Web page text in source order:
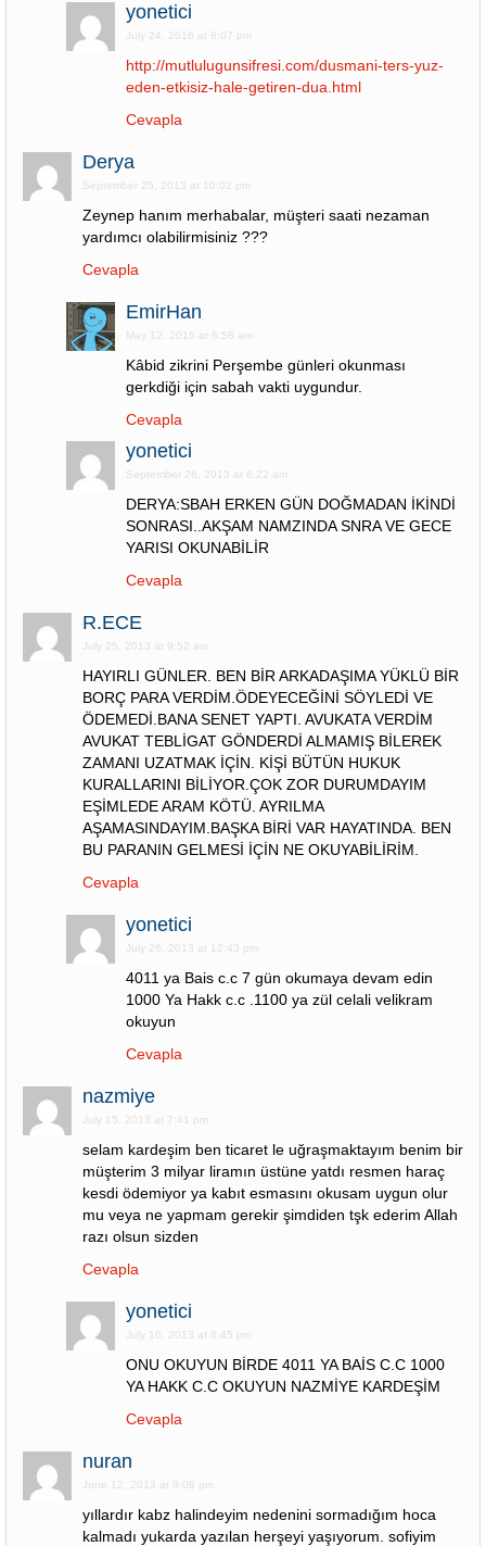
yonetici
July 24, 2016 at 8:07 pm
http://mutlulugunsifresi.com/dusmani-ters-yuz-
eden-etkisiz-hale-getiren-dua.html
Cevapla
Derya
September 25, 2013 at 10:02 pm
Zeynep hanım merhabalar, müşteri saati nezaman
yardımcı olabilirmisiniz ???
Cevapla
EmirHan
May 12, 2016 at 6:58 am
Kâbid zikrini Perşembe günleri okunması
gerkdiği için sabah vakti uygundur.
Cevapla
yonetici
September 26, 2013 at 6:22 am
DERYA:SBAH ERKEN GÜN DOĞMADAN İKİNDİ
SONRASI..AKŞAM NAMZINDA SNRA VE GECE
YARISI OKUNABİLİR
Cevapla
R.ECE
July 25, 2013 at 9:52 am
HAYIRLI GÜNLER. BEN BİR ARKADAŞIMA YÜKLÜ BİR
BORÇ PARA VERDİM.ÖDEYECEĞİNİ SÖYLEDİ VE
ÖDEMEDİ.BANA SENET YAPTI. AVUKATA VERDİM
AVUKAT TEBLİGAT GÖNDERDİ ALMAMIŞ BİLEREK
ZAMANI UZATMAK İÇİN. KİŞİ BÜTÜN HUKUK
KURALLARINI BİLİYOR.ÇOK ZOR DURUMDAYIM
EŞİMLEDE ARAM KÖTÜ. AYRILMA
AŞAMASINDAYIM.BAŞKA BİRİ VAR HAYATINDA. BEN
BU PARANIN GELMESİ İÇİN NE OKUYABİLİRİM.
Cevapla
yonetici
July 26, 2013 at 12:43 pm
4011 ya Bais c.c 7 gün okumaya devam edin
1000 Ya Hakk c.c .1100 ya zül celali velikram
okuyun
Cevapla
nazmiye
July 15, 2013 at 7:41 pm
selam kardeşim ben ticaret le uğraşmaktayım benim bir
müşterim 3 milyar liramın üstüne yatdı resmen haraç
kesdi ödemiyor ya kabıt esmasını okusam uygun olur
mu veya ne yapmam gerekir şimdiden tşk ederim Allah
razı olsun sizden
Cevapla
yonetici
July 16, 2013 at 8:45 pm
ONU OKUYUN BİRDE 4011 YA BAİS C.C 1000
YA HAKK C.C OKUYUN NAZMİYE KARDEŞİM
Cevapla
nuran
June 12, 2013 at 9:08 pm
yıllardır kabz halindeyim nedenini sormadığım hoca
kalmadı yukarda yazılan herşeyi yaşıyorum. sofiyim